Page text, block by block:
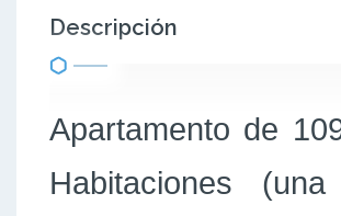
Descripción
Apartamento de
Habitaciones